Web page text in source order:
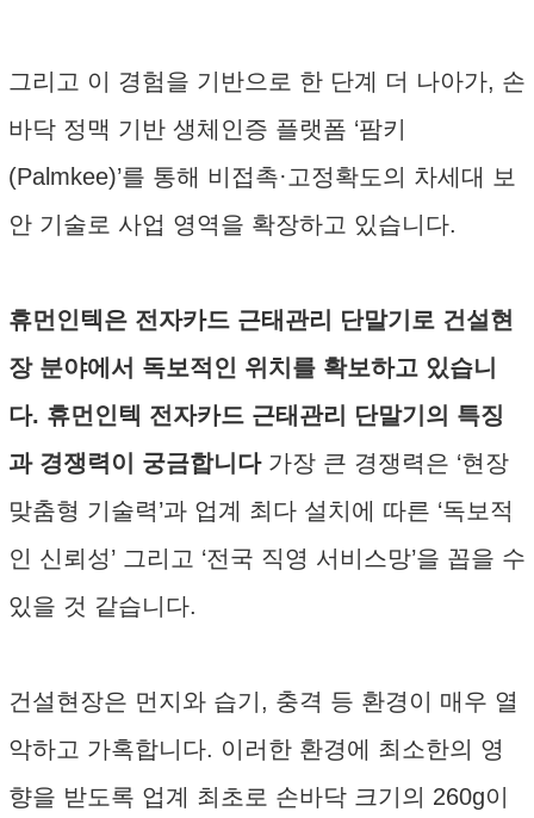
그리고 이 경험을 기반으로 한 단계 더 나아가, 손
바닥 정맥 기반 생체인증 플랫폼 ‘팜키
(Palmkee)’를 통해 비접촉·고정확도의 차세대 보
안 기술로 사업 영역을 확장하고 있습니다.
휴먼인텍은 전자카드 근태관리 단말기로 건설현
장 분야에서 독보적인 위치를 확보하고 있습니
다. 휴먼인텍 전자카드 근태관리 단말기의 특징
과 경쟁력이 궁금합니다가장 큰 경쟁력은 ‘현장
맞춤형 기술력’과 업계 최다 설치에 따른 ‘독보적
인 신뢰성’ 그리고 ‘전국 직영 서비스망’을 꼽을 수
있을 것 같습니다.
건설현장은 먼지와 습기, 충격 등 환경이 매우 열
악하고 가혹합니다. 이러한 환경에 최소한의 영
향을 받도록 업계 최초로 손바닥 크기의 260g이